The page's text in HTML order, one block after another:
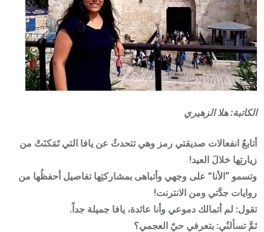
الكاتبة: هلا الزهيري
أتابعُ انفعالات صديقتي رمز وهي تتحدثُ عن يافا التي تَمَكنَتْ من
زيارتِها خلالَ العيد!
وتسمو “الأنا” على وجهي وأتباهى بمشاركتِها تفاصيل أحفظُها من
روايات جدَّتي ومن الانترنت!
تقول: لم أتمالك دموعي وأنا عائدة، يافا جميلة جداً.
ثمَّ تسألنُي: بتعرفي حيّ العجمي؟